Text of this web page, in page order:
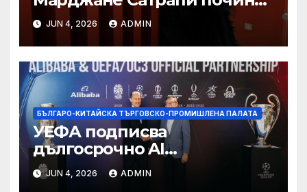
“от тъга” на 56 години
JUN 4, 2026 ADMIN
БЪЛГАРО-КИТАЙСКА ТЪРГОВСКО-ПРОМИШЛЕНА ПАЛАТА
УЕФА подписва
дългосрочно AI
партньорство с Alibaba
JUN 4, 2026 ADMIN